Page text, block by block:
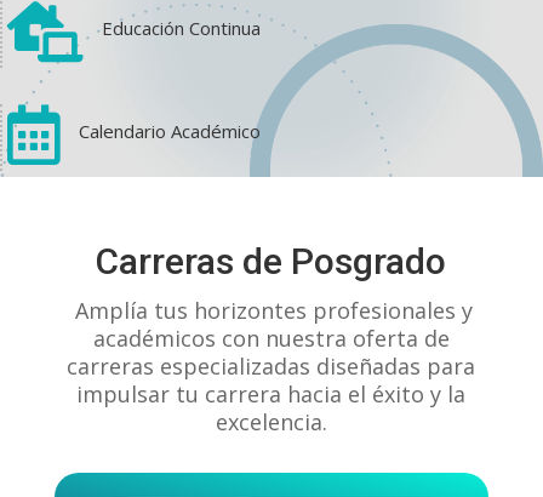
1 0
 Educación Continua
 Calendario Académico
Carreras de Posgrado
Amplía tus horizontes profesionales y
académicos con nuestra oferta de
carreras especializadas diseñadas para
impulsar tu carrera hacia el éxito y la
excelencia.